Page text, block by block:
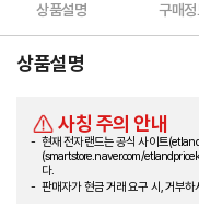
상품설명 구매정
상품설명
사칭 주의 안내
현재 전자랜드는 공식 사이트
(smartstore.naver.com/
다.
판매자가 현금 거래 요구 시, 거부하